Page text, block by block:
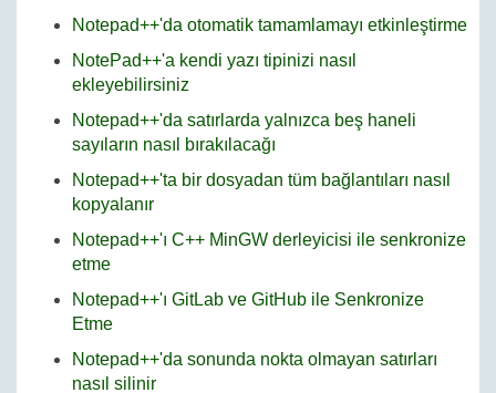
Notepad++'da otomatik tamamlamayı etkinleştirme
NotePad++'a kendi yazı tipinizi nasıl
ekleyebilirsiniz
Notepad++'da satırlarda yalnızca beş haneli
sayıların nasıl bırakılacağı
Notepad++'ta bir dosyadan tüm bağlantıları nasıl
kopyalanır
Notepad++'ı C++ MinGW derleyicisi ile senkronize
etme
Notepad++'ı GitLab ve GitHub ile Senkronize
Etme
Notepad++'da sonunda nokta olmayan satırları
nasıl silinir